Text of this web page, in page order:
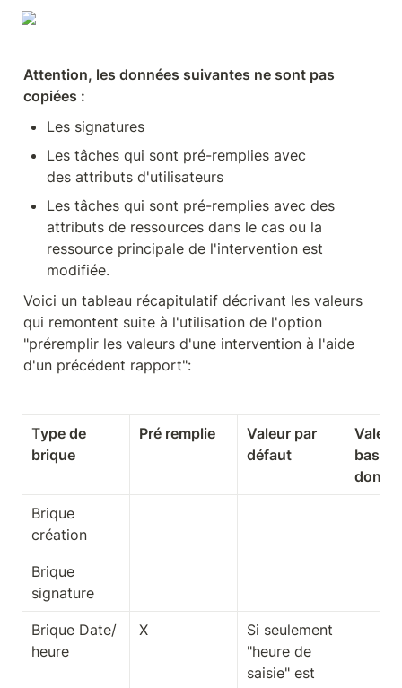
Attention, les données suivantes ne sont pas
copiées :
Les signatures
Les tâches qui sont pré-remplies avec
des attributs d'utilisateurs
Les tâches qui sont pré-remplies avec des
attributs de ressources dans le cas ou la
ressource principale de l'intervention est
modifiée.
Voici un tableau récapitulatif décrivant les valeurs
qui remontent suite à l'utilisation de l'option
"préremplir les valeurs d'une intervention à l'aide
d'un précédent rapport":
Type de
brique
Pré remplie
Valeur par
défaut
Valeur
base
Brique
création
Brique
signature
Brique Date/
heure
X
Si seulement
"heure de
saisie" est